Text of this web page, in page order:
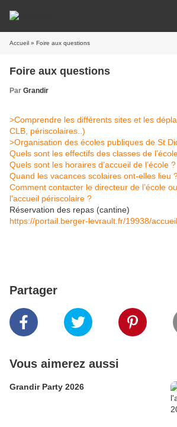
Accueil » Foire aux questions
Foire aux questions
Par Grandir
>Comprendre les différents sites et les
CLB, périscolaires..)
>Organisation des écoles publiques de St
Quels sont les effectifs des classes de
Quels sont les horaires d’accueil de l’école ?
Quand les vacances scolaires ont-elles lieu
Comment contacter le directeur de l’école
l’accueil périscolaire ?
Réservation des repas (cantine)
https://portail.berger-levrault.fr/19938/accueil
Partager
Vous aimerez aussi
Grandir Party 2026